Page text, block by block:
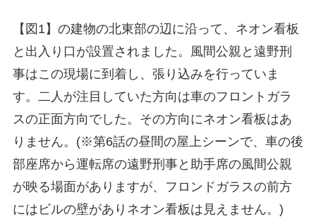
【図1】の建物の北東部の辺に沿って、ネオン看板
と出入り口が設置されました。風間公親と遠野刑
事はこの現場に到着し、張り込みを行っていま
す。二人が注目していた方向は車のフロントガラ
スの正面方向でした。その方向にネオン看板はあ
りません。(※第6話の昼間の屋上シーンで、車の後
部座席から運転席の遠野刑事と助手席の風間公親
が映る場面がありますが、フロンドガラスの前方
にはビルの壁がありネオン看板は見えません。)